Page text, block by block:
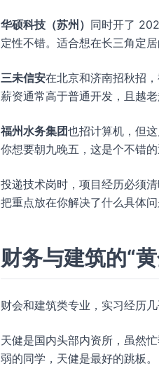
华硕科技（苏州） 同时开了
定性不错。适合想在长三角定居
三未信安在北京和济南招秋招
薪资通常高于普通开发，且越老
福州水务集团也招计算机，但
你想要朝九晚五，这是个不错的
投递技术岗时，项目经历必须
把重点放在你解决了什么具体问
财务与建筑的“
财会和建筑类专业，实习经历几
天健是国内头部内资所，虽然
弱的同学，天健是最好的跳板。